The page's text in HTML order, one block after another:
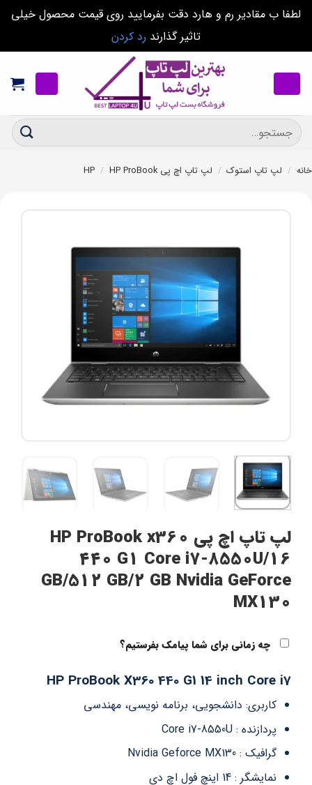
لطفا ب مقادیر رم و هارد دقت بفرمایید روی قیمت محصول خیلی
تاثیر گذارند رد کردن
content
جستجو
برای:
خانه / لپ تاپ استوک / لپ تاپ اچ پی HP / HP ProBook
لپ تاپ اچ پی HP ProBook x360
440 G1 Core i7-8550U/16
GB/512 GB/2 GB Nvidia GeForce
MX130
چه زمانی برای شما پیامک بفرستیم؟
HP ProBook X360 440 G1 14 inch Core i7
کاربری: دانشجویی، برنامه نویسی، مهندسی
پردازنده : Core i7-8550U
گرافیک : Nvidia Geforce MX130
نمایشگر : 14 اینچ فول اچ دی